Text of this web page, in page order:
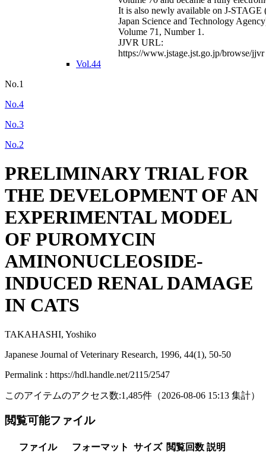
It is also newly available on J-STAGE
Japan Science and Technology
Volume 71, Number 1.
JJVR URL:
https://www.jstage.jst.go.jp/browse/jjvr
Vol.44
No.1
No.4
No.3
No.2
PRELIMINARY TRIAL FOR
THE DEVELOPMENT OF AN
EXPERIMENTAL MODEL
OF PUROMYCIN
AMINONUCLEOSIDE-
INDUCED RENAL DAMAGE
IN CATS
TAKAHASHI, Yoshiko
Japanese Journal of Veterinary Research, 1996, 44(1), 50-50
Permalink : https://hdl.handle.net/2115/2547
このアイテムのアクセス数:1,485件 （2026-08-06 15:13 集計）
閲覧可能ファイル
ファイル フォーマット サイズ 閲覧回数 説明